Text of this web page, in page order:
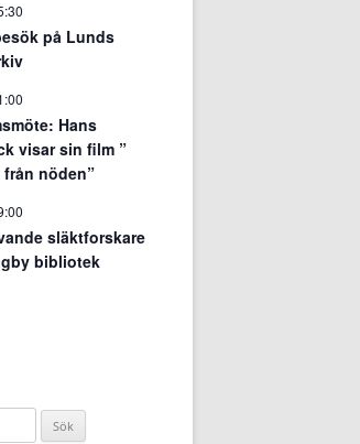
på Lunds
Hans
visar sin film ”
från nöden”
släktforskare
bibliotek